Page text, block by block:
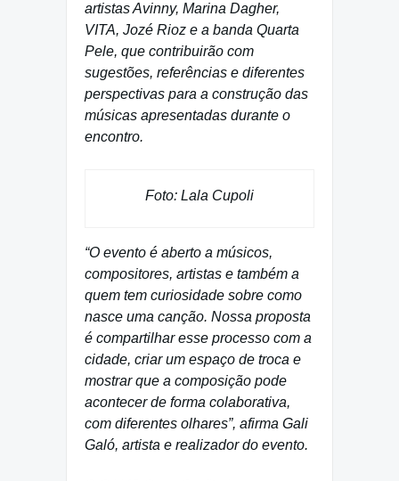
artistas Avinny, Marina Dagher,
VITA, Jozé Rioz e a banda Quarta
Pele, que contribuirão com
sugestões, referências e diferentes
perspectivas para a construção das
músicas apresentadas durante o
encontro.
Foto: Lala Cupoli
“O evento é aberto a músicos,
compositores, artistas e também a
quem tem curiosidade sobre como
nasce uma canção. Nossa proposta
é compartilhar esse processo com a
cidade, criar um espaço de troca e
mostrar que a composição pode
acontecer de forma colaborativa,
com diferentes olhares”, afirma Gali
Galó, artista e realizador do evento.